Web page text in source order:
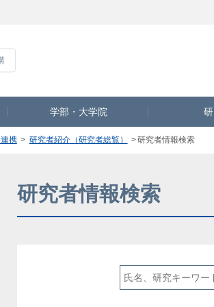
学部・大学院
携 研究者紹介（研究者総覧） 研究者情報検索
研究者情報検索